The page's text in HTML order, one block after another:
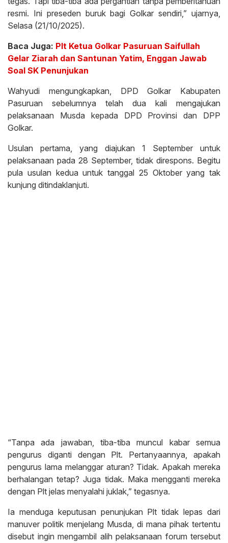
resmi. Ini preseden buruk bagi Golkar sendiri,” ujarnya,
Selasa (21/10/2025).
Baca Juga: Plt Ketua Golkar Pasuruan Saifullah
Gelar Ziarah dan Santunan Yatim, Enggan Jawab
Soal SK Penunjukan
Wahyudi mengungkapkan, DPD Golkar Kabupaten
Pasuruan sebelumnya telah dua kali mengajukan
pelaksanaan Musda kepada DPD Provinsi dan DPP
Golkar.
Usulan pertama, yang diajukan 1 September untuk
pelaksanaan pada 28 September, tidak direspons. Begitu
pula usulan kedua untuk tanggal 25 Oktober yang tak
kunjung ditindaklanjuti.
“Tanpa ada jawaban, tiba-tiba muncul kabar semua
pengurus diganti dengan Plt. Pertanyaannya, apakah
pengurus lama melanggar aturan? Tidak. Apakah mereka
berhalangan tetap? Juga tidak. Maka mengganti mereka
dengan Plt jelas menyalahi juklak,” tegasnya.
Ia menduga keputusan penunjukan Plt tidak lepas dari
manuver politik menjelang Musda, di mana pihak tertentu
disebut ingin mengambil alih pelaksanaan forum tersebut